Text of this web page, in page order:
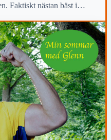
Faktiskt nästan bäst i